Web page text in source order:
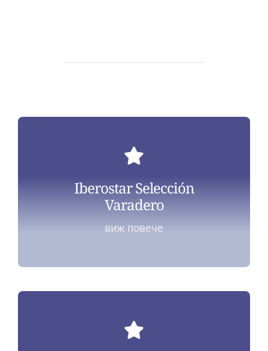
Iberostar Selección
Varadero
виж повече